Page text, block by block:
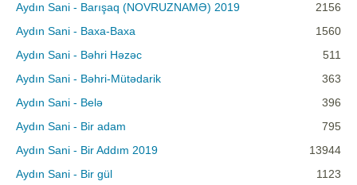
Aydın Sani - Barışaq (NOVRUZNAMƏ) 2019
2156
Aydın Sani - Baxa-Baxa
1560
Aydın Sani - Bəhri Həzəc
511
Aydın Sani - Bəhri-Mütədarik
363
Aydın Sani - Belə
396
Aydın Sani - Bir adam
795
Aydın Sani - Bir Addım 2019
13944
Aydın Sani - Bir gül
1123